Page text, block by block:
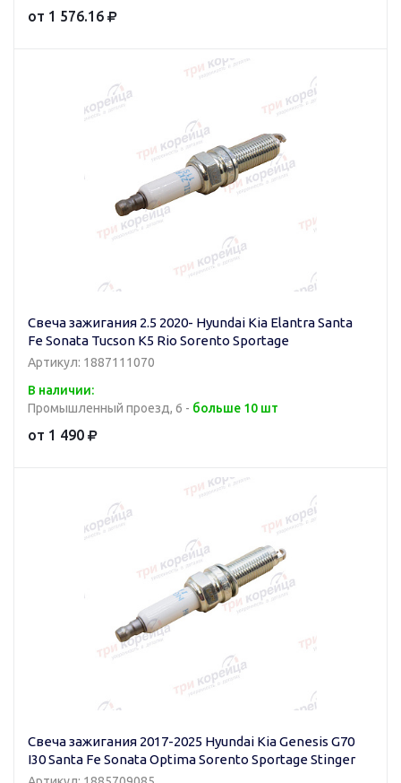
от 1 576.16
Свеча зажигания 2.5 2020- Hyundai Kia Elantra Santa
Fe Sonata Tucson K5 Rio Sorento Sportage
Артикул: 1887111070
В наличии:
Промышленный проезд, 6 - больше 10 шт
от 1 490
Свеча зажигания 2017-2025 Hyundai Kia Genesis G70
I30 Santa Fe Sonata Optima Sorento Sportage Stinger